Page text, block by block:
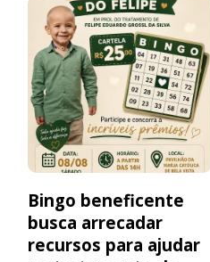
Bingo beneficente
busca arrecadar
recursos para ajudar